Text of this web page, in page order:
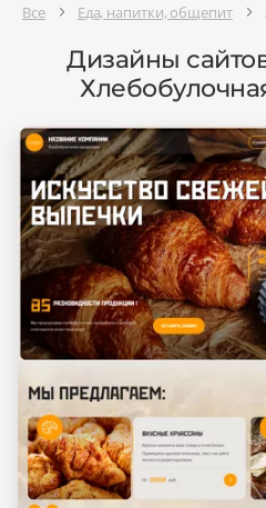
Все Еда, напитки, общепит
Дизайны